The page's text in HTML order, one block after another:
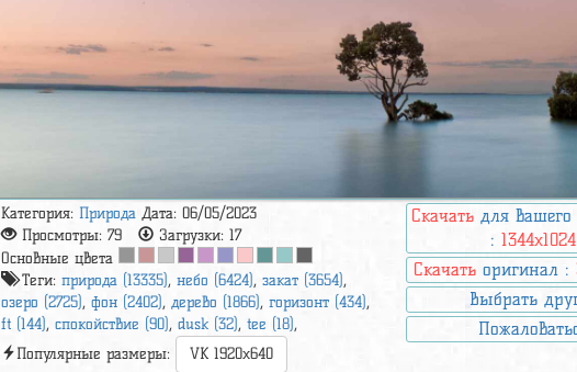
Категория:Природа Дата: 06/05/2023
Просмотры:79 Загрузки:17
Основные цвета
Теги:природа (13335),небо (6424),закат (3654),
озеро (2725),фон (2402),дерево (1866),горизонт (434),
ft (144),спокойствие (90),dusk (32),tee (18),
Популярные размеры:
VK 1920x640
Скачать для
:1344x1024
Скачать оригинал :
Выбрать